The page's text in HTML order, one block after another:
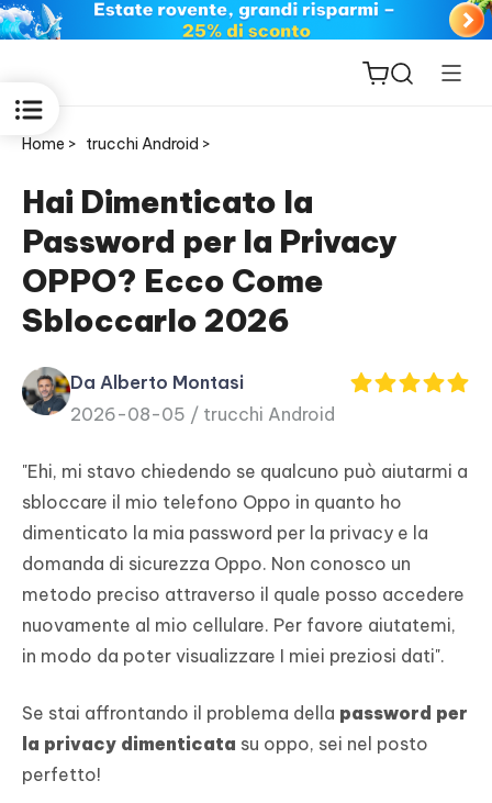
ReiBoot
for iOS
PDF
Editor
New
iAnyGo
Home > trucchi Android >
Hai Dimenticato la
Password per la Privacy
OPPO? Ecco Come
Sbloccarlo 2026
Da Alberto Montasi
2026-08-05 / trucchi Android
"Ehi, mi stavo chiedendo se qualcuno può aiutarmi a
sbloccare il mio telefono Oppo in quanto ho
dimenticato la mia password per la privacy e la
domanda di sicurezza Oppo. Non conosco un
metodo preciso attraverso il quale posso accedere
nuovamente al mio cellulare. Per favore aiutatemi,
in modo da poter visualizzare I miei preziosi dati".
Se stai affrontando il problema della password per
la privacy dimenticata su oppo, sei nel posto
perfetto!